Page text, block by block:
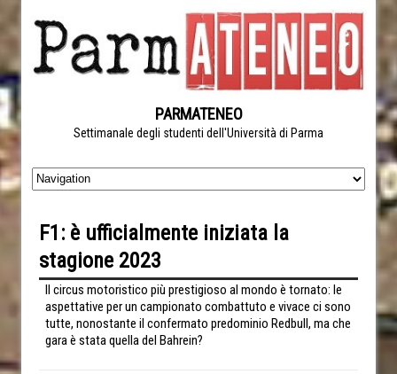
PARMATENEO
Settimanale degli studenti dell'Università di Parma
F1: è ufficialmente iniziata la
stagione 2023
Il circus motoristico più prestigioso al mondo è tornato: le
aspettative per un campionato combattuto e vivace ci sono
tutte, nonostante il confermato predominio Redbull, ma che
gara è stata quella del Bahrein?